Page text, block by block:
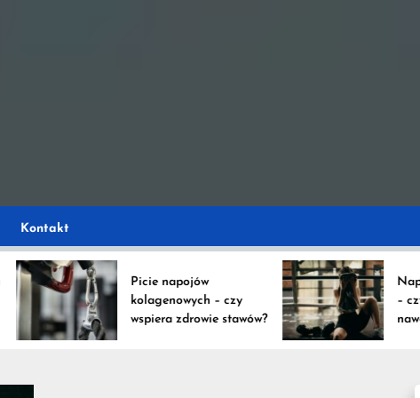
na temat
Kontakt
Picie napojów
kolagenowych – czy
wspiera zdrowie stawów?
Napoje
– czy